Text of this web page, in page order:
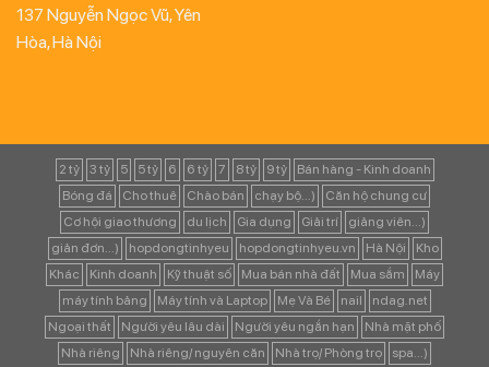
137 Nguyễn Ngọc Vũ, Yên
Hòa, Hà Nội
2 tỷ 3 tỷ 5 5 tỷ 6 6 tỷ 7 8 tỷ 9 tỷ
Bán hàng - Kinh doanh
Bóng đá
Cho thuê Chào bán chạy bộ...)
Căn hộ chung cư
Cơ hội giao thương
du lịch Gia dụng Giải trí
giảng viên...)
giản đơn...)
hopdongtinhyeu hopdongtinhyeu.vn Hà Nội
Kho
Khác
Kinh doanh Kỹ thuật số Mua bán nhà đất Mua sắm
Máy
máy tính bảng
Máy tính và Laptop Mẹ Và Bé nail
ndag.net
Ngoại thất
Người yêu lâu dài Người yêu ngắn hạn
Nhà mặt phố
Nhà riêng
Nhà riêng/ nguyên căn Nhà trọ/ Phòng trọ
spa...)